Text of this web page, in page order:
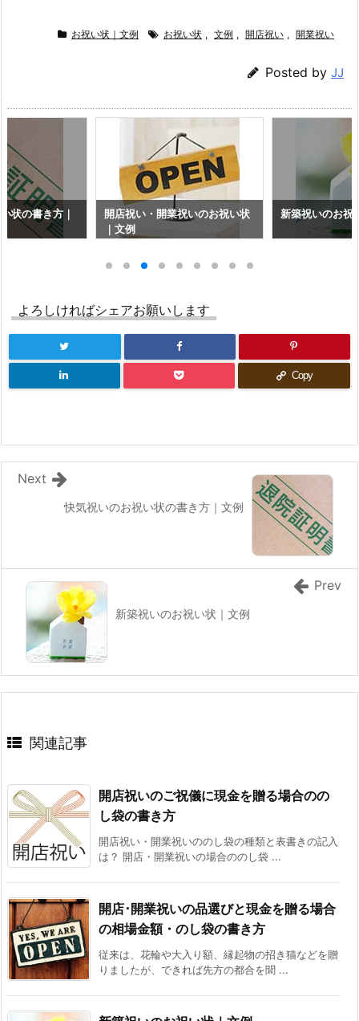
お祝い状｜文例 お祝い状 , 文例 , 開店祝い , 開業祝い
Posted by JJ
状の書き方｜
開店祝い・開業祝いのお祝い状
｜文例
新築祝いのお祝
よろしければシェアお願いします
Copy
快気祝いのお祝い状の書き方｜文例
Next
新築祝いのお祝い状｜文例
Prev
関連記事
開店祝いのご祝儀に現金を贈る場合のの
し袋の書き方
開店祝い・開業祝いののし袋の種類と表書きの記入
は？ 開店・開業祝いの場合ののし袋 ...
開店･開業祝いの品選びと現金を贈る場合
の相場金額・のし袋の書き方
従来は、花輪や大入り額、縁起物の招き猫などを贈
りましたが、できれば先方の都合を聞 ...